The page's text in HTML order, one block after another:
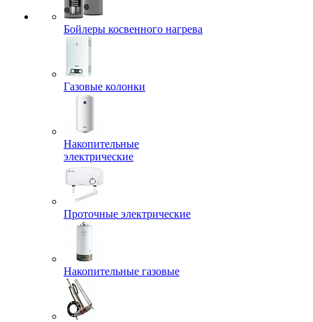
Бойлеры косвенного нагрева
Газовые колонки
Накопительные
электрические
Проточные электрические
Накопительные газовые